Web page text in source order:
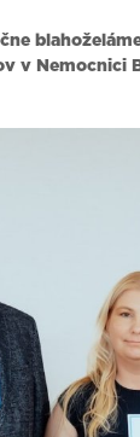
v Nemocnici